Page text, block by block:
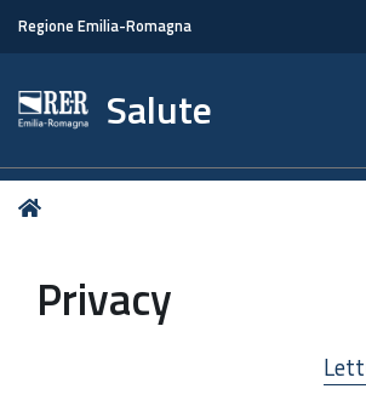
Regione Emilia-Romagna
Salute
Tu
Privacy